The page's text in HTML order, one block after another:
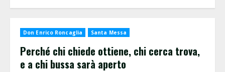
Don Enrico Roncaglia Santa Messa
Perché chi chiede ottiene, chi cerca trova,
e a chi bussa sarà aperto